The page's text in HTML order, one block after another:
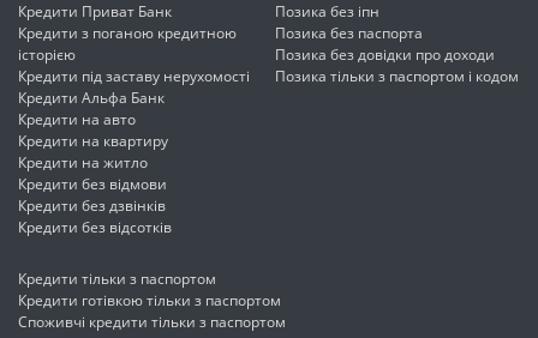
Кредити Приват Банк
Кредити з поганою кредитною
історією
Кредити під заставу нерухомості
Кредити Альфа Банк
Кредити на авто
Кредити на квартиру
Кредити на житло
Кредити без відмови
Кредити без дзвінків
Кредити без відсотків
Позика без іпн
Позика без паспорта
Позика без довідки про доходи
Позика тільки з паспортом і кодом
Кредити тільки з паспортом
Кредити готівкою тільки з паспортом
Споживчі кредити тільки з паспортом